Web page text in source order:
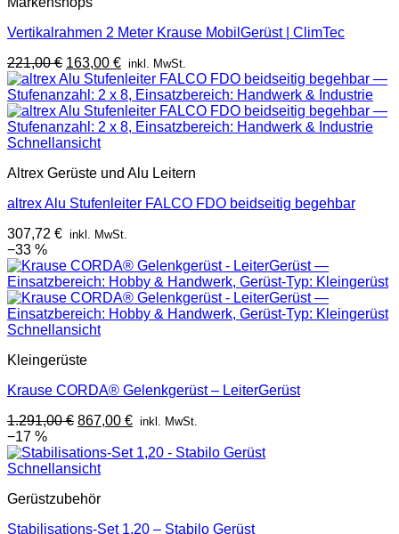
Vertikalrahmen 2 Meter Krause MobilGerüst | ClimTec
221,00€ Ursprünglicher
Preis
war:
221,00 €
163,00 €Aktueller
Preis
ist:
163,00 €.
inkl. MwSt.
Schnellansicht
Altrex Gerüste und Alu Leitern
altrex Alu Stufenleiter FALCO FDO beidseitig begehbar
307,72 € inkl. MwSt.
−33 %
Schnellansicht
Kleingerüste
Krause CORDA® Gelenkgerüst – LeiterGerüst
1.291,00€ Ursprünglicher
war:
1.291,00 €
867,00 €Aktueller
ist:
inkl. MwSt.
−17 %
Schnellansicht
Gerüstzubehör
Stabilisations-Set 1,20 – Stabilo Gerüst